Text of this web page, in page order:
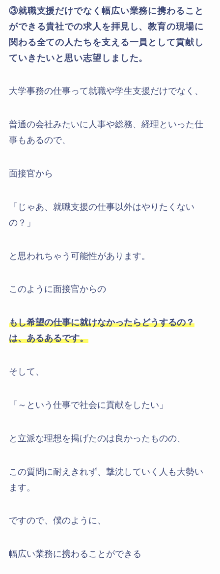
③就職支援だけでなく幅広い業務に携わること
ができる貴社での求人を拝見し、教育の現場に
関わる全ての人たちを支える一員として貢献し
ていきたいと思い志望しました。
大学事務の仕事って就職や学生支援だけでなく、
普通の会社みたいに人事や総務、経理といった仕
事もあるので、
面接官から
「じゃあ、就職支援の仕事以外はやりたくない
の？」
と思われちゃう可能性があります。
このように面接官からの
もし希望の仕事に就けなかったらどうするの？
は、あるあるです。
そして、
「～という仕事で社会に貢献をしたい」
と立派な理想を掲げたのは良かったものの、
この質問に耐えきれず、撃沈していく人も大勢い
ます。
ですので、僕のように、
幅広い業務に携わることができる